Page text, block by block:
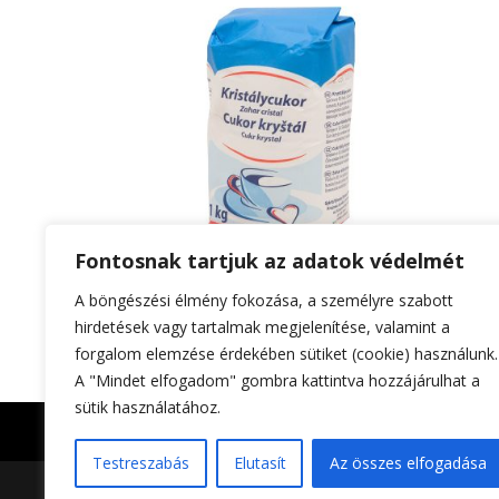
Fontosnak tartjuk az adatok védelmét
A böngészési élmény fokozása, a személyre szabott
hirdetések vagy tartalmak megjelenítése, valamint a
forgalom elemzése érdekében sütiket (cookie) használunk.
A "Mindet elfogadom" gombra kattintva hozzájárulhat a
sütik használatához.
Testreszabás Elutasít Az összes elfogadása
Foltin-Globe 2023. | All rights reserved |